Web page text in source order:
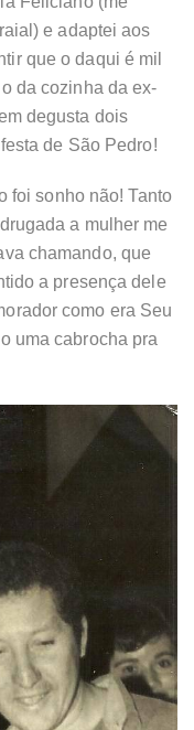
e adaptei aos
que o daqui é mil
da cozinha da ex-
degusta dois
de São Pedro!
foi sonho não! Tanto
a mulher me
chamando, que
a presença dele
como era Seu
uma cabrocha pra